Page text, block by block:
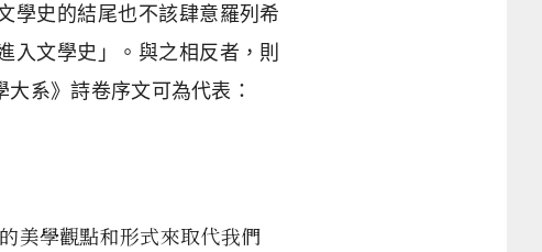
學史的結尾也不該肆意羅列希
入文學史」。與之相反者，則
大系》詩卷序文可為代表：
美學觀點和形式來取代我們